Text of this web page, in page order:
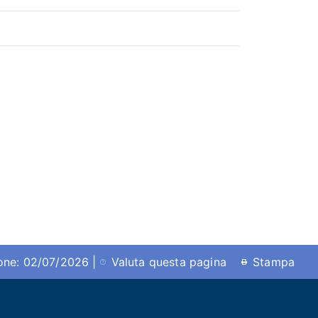
02/07/2026 | Valuta questa pagina Stampa